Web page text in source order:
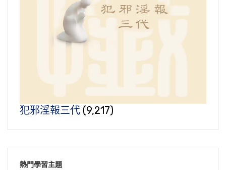
犯邪淫報三代 (9,217)
熱門學習主題